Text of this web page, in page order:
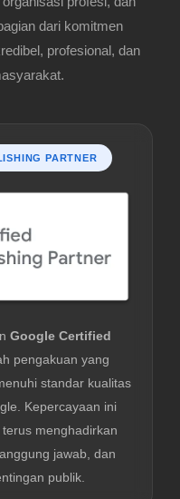
dari komitmen
profesional, dan
PARTNER
Google Certified
pengakuan yang
standar kualitas
Kepercayaan ini
menghadirkan
jawab, dan
publik.